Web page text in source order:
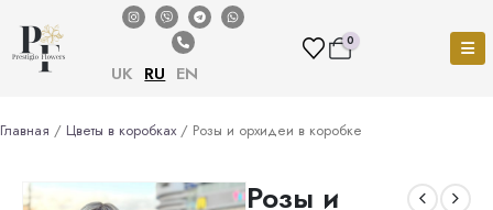
UK RU EN
0
Главная / Цветы в коробках/ Розы и орхидеи в коробке
Розы и